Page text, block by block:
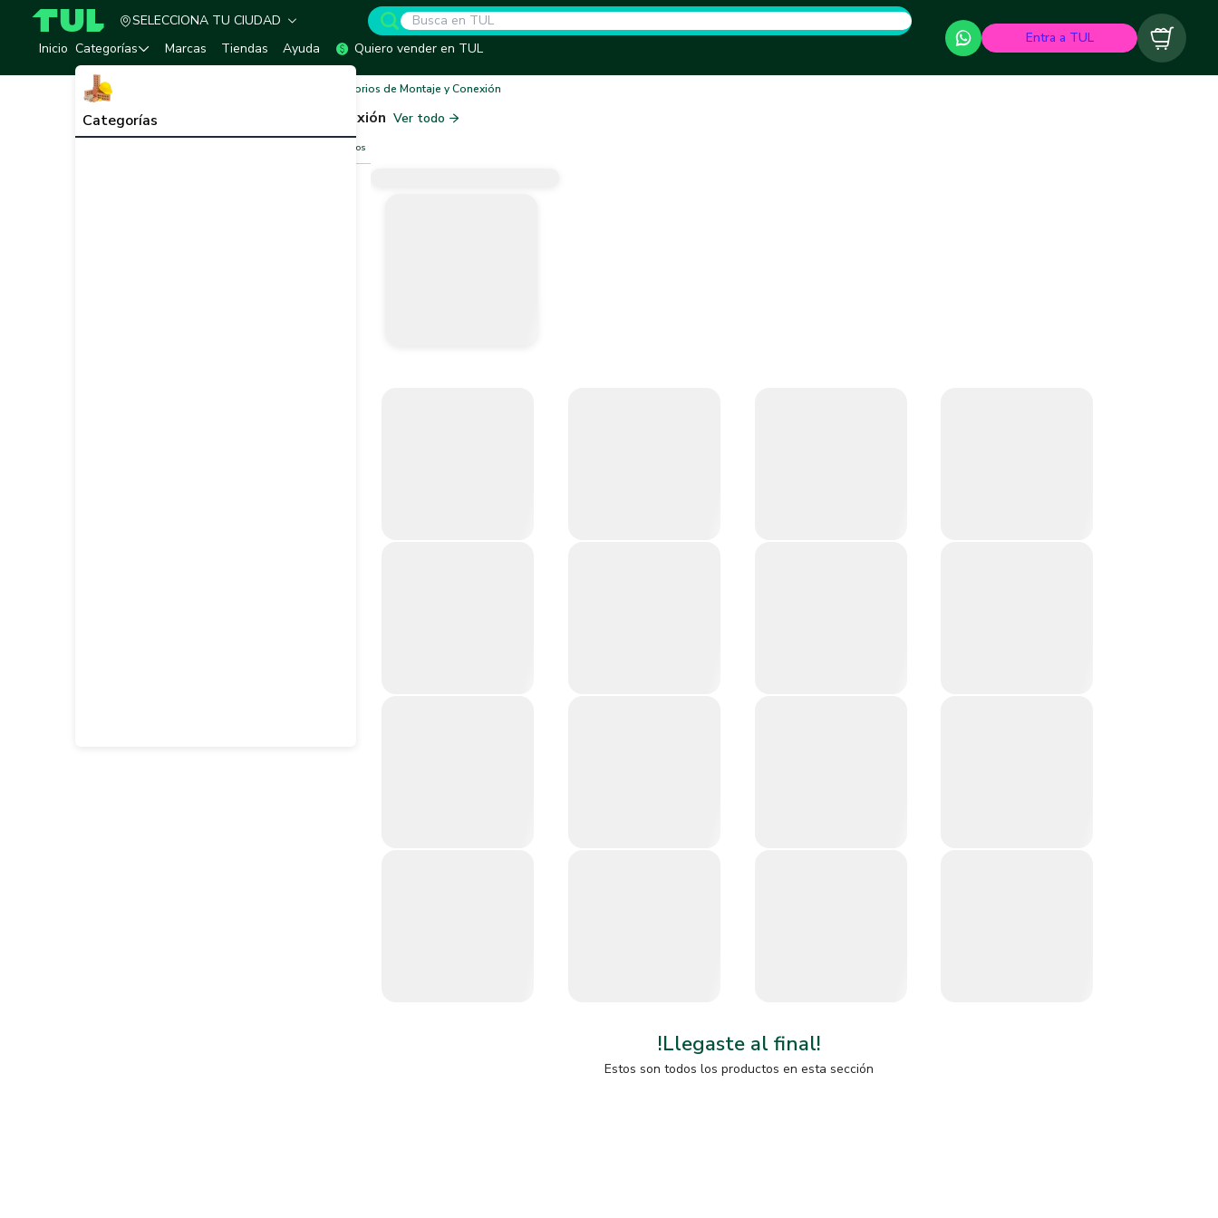
TUL - Tu Marketplace de Construcción
SELECCIONA TU CIUDAD
Inicio Categorías
Categorías
Marcas Tiendas Ayuda Quiero vender en TUL
Entra a TUL Carrito
Inicio Accesorios de Montaje y Conexión
Accesorios de Montaje y Conexión Ver todo
Limpiar filtros
!Llegaste al final!
Estos son todos los productos en esta sección